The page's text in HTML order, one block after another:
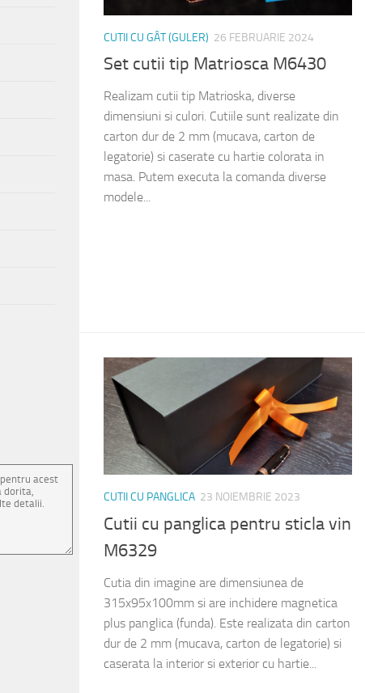
CUTII CU GÂT (GULER) 26 FEBRUARIE 2024
Set cutii tip Matriosca M6430
Realizam cutii tip Matrioska, diverse
dimensiuni si culori. Cutiile sunt realizate din
carton dur de 2 mm (mucava, carton de
legatorie) si caserate cu hartie colorata in
masa. Putem executa la comanda diverse
modele...
CUTII CU PANGLICA 23 NOIEMBRIE 2023
Cutii cu panglica pentru sticla vin
M6329
Cutia din imagine are dimensiunea de
315x95x100mm si are inchidere magnetica
plus panglica (funda). Este realizata din carton
dur de 2 mm (mucava, carton de legatorie) si
caserata la interior si exterior cu hartie...